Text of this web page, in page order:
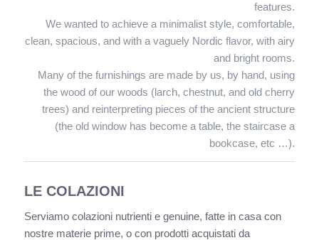
features.
We wanted to achieve a minimalist style, comfortable,
clean, spacious, and with a vaguely Nordic flavor, with airy
and bright rooms.
Many of the furnishings are made by us, by hand, using
the wood of our woods (larch, chestnut, and old cherry
trees) and reinterpreting pieces of the ancient structure
(the old window has become a table, the staircase a
bookcase, etc …).
LE COLAZIONI
Serviamo colazioni nutrienti e genuine, fatte in casa con
nostre materie prime, o con prodotti acquistati da